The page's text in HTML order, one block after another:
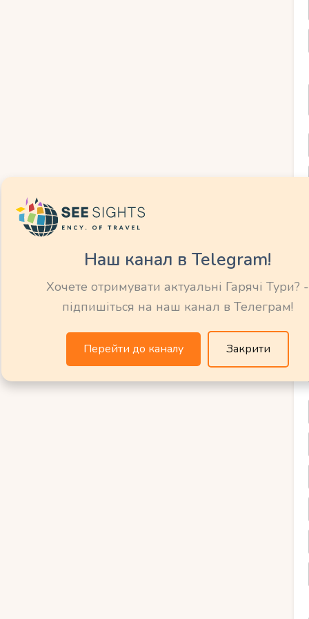
коралових рифів або пустелю
пригодами на верблюдах.
з розважальними програмами та
сучасних батьків – комфортне і
– стає реальним. У готелях є
який дбає про безпеку і
Наш канал в Telegram!
Хочете отримувати актуальні Гарячі Тури? -
підпишіться на наш канал в Телеграм!
Перейти до каналу Закрити